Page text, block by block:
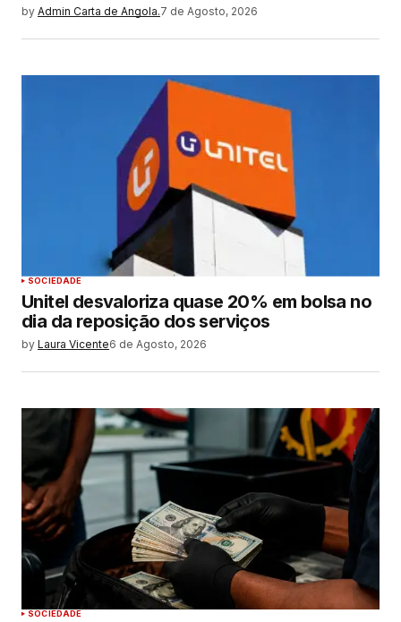
by Admin Carta de Angola.7 de Agosto, 2026
SOCIEDADE
Unitel desvaloriza quase 20% em bolsa no
dia da reposição dos serviços
by Laura Vicente6 de Agosto, 2026
SOCIEDADE